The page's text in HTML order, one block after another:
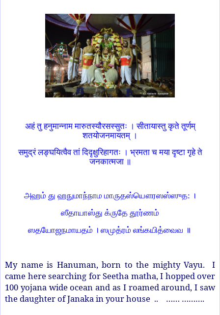
अहं तु हनुमान्नाम मारुतस्यौरसस्सुतः । सीतायास्तु कृते तूर्णम्
शतयोजनमायतम् ।
समुद्रं लङ्घयित्वैव तां दिदृक्षुरिहागतः । भ्रमता च मया दृष्टा गृहे ते
जनकात्मजा ॥
அஹம் து ஹநுமாந்நாம மாருதஸ்யௌரஸஸ்ஸுத: ।
ஸீதாயாஸ்து க்ருதே தூர்ணம்
ஸதயோஜநமாயதம் । ஸமுத்ரம் லங்கயித்வைவ ॥
My name is Hanuman, born to the mighty Vayu. I
came here searching for Seetha matha, I hopped over
100 yojana wide ocean and as I roamed around, I saw
the daughter of Janaka in your house .. …… ……….